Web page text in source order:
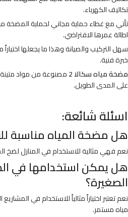
تكاليف الكهرباء.
تأتي مع غطاء حماية مجاني لحماية المضخة
اطالة عمرها الافتراضي.
سهل التركيب والصيانة وهذا ما يجعلها
خبرة فنية.
مضخة مياه سكالا 2 مصنوعة من مواد
على المدى الطويل.
اسئلة شائعة:
هل مضخة المياه مناسبة
نعم فهي مثالية للاستخدام في المنازل لضخ
هل يمكن استخدامها في
الصغيرة؟
نعم تعتبر اختياراً مثالياً للاستخدام في
مياه مستمر.